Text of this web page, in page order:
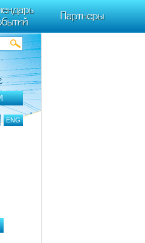
(window,
Партнеры
ENG